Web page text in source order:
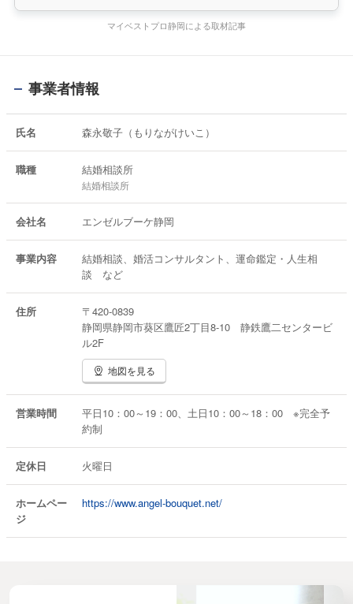
マイベストプロ静岡による取材記事
事業者情報
氏名 森永敬子（もりながけいこ）
職種 結婚相談所
結婚相談所
会社名 エンゼルブーケ静岡
事業内容
結婚相談、婚活コンサルタント、運命鑑定・人生相
談 など
住所
〒420-0839
静岡県静岡市葵区鷹匠2丁目8-10 静鉄鷹二センタービ
ル2F
地図を見る
営業時間
平日10：00～19：00、土日10：00～18：00 ※完全予
約制
定休日 火曜日
ホームペー
ジ
https://www.angel-bouquet.net/